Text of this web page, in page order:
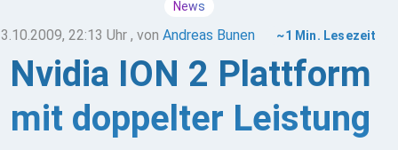
News
22:13 Uhr , vonAndreas Bunen ~1 Min. Lesezeit
Nvidia ION 2 Plattform
mit doppelter Leistung